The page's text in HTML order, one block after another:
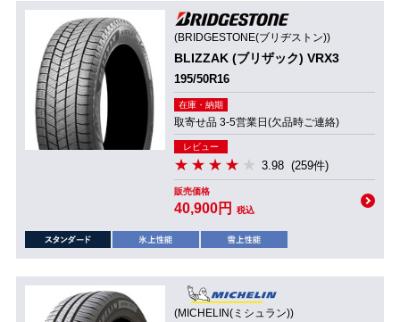
(BRIDGESTONE(ブリヂストン))
BLIZZAK (ブリザック) VRX3
195/50R16
在庫・納期
取寄せ品 3-5営業日(欠品時ご連絡)
レビュー
3.98 (259件)
販売価格
40,900円 税込
(MICHELIN(ミシュラン))